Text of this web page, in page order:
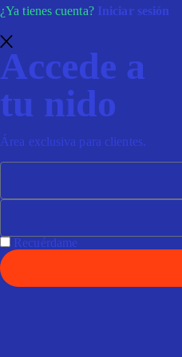
¿Ya tienes cuenta? Iniciar sesión
Accede a
tu nido
Área exclusiva para clientes.
Recuérdame